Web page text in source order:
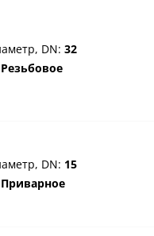
DN: 32
Резьбовое
DN: 15
Приварное